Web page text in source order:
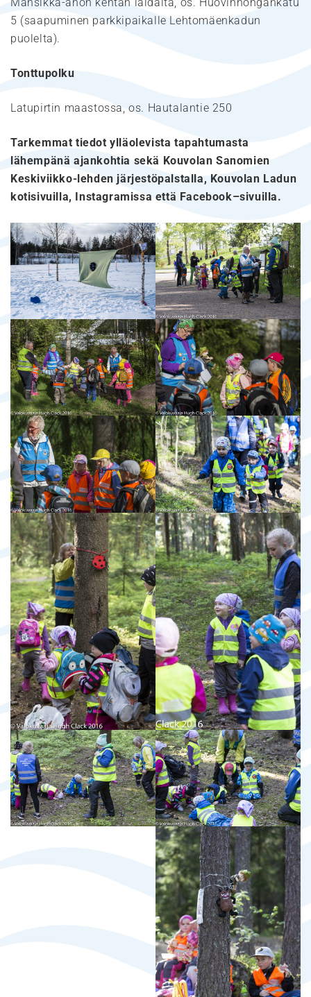
5 (saapuminen parkkipaikalle Lehtomäenkadun
puolelta).
Tonttupolku
Latupirtin maastossa, os. Hautalantie 250
Tarkemmat tiedot ylläolevista tapahtumasta
lähempänä ajankohtia sekä Kouvolan Sanomien
Keskiviikko-lehden järjestöpalstalla, Kouvolan Ladun
kotisivuilla, Instagramissa että Facebook–sivuilla.